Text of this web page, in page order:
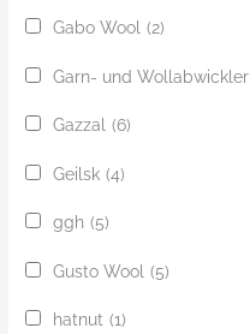
Gabo Wool (2)
Garn- und Wollabwickler
Gazzal (6)
Geilsk (4)
ggh (5)
Gusto Wool (5)
hatnut (1)